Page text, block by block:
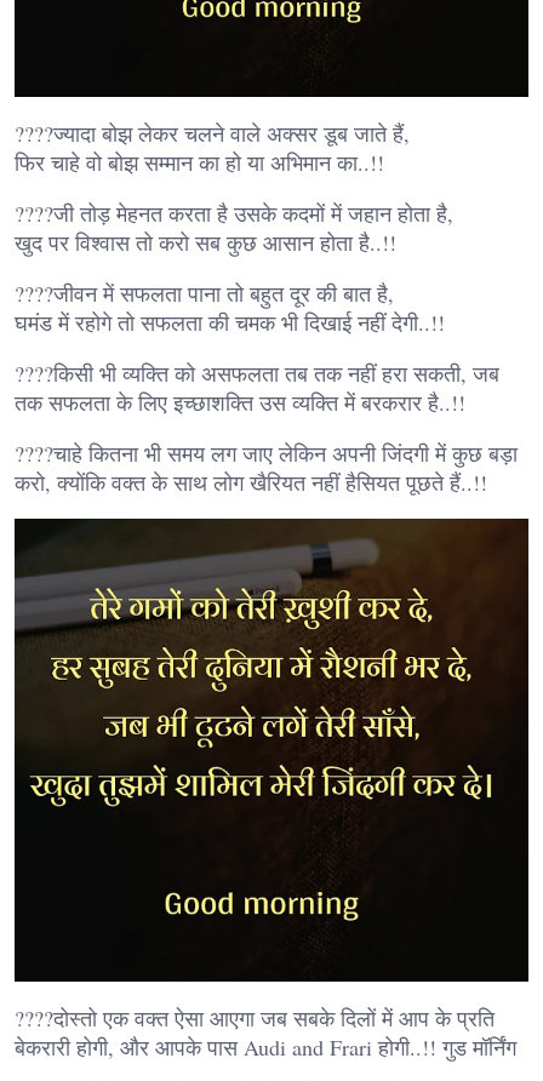
????ज्यादा बोझ लेकर चलने वाले अक्सर डूब जाते हैं,
फिर चाहे वो बोझ सम्मान का हो या अभिमान का..!!
????जी तोड़ मेहनत करता है उसके कदमों में जहान होता है,
खुद पर विश्वास तो करो सब कुछ आसान होता है..!!
????जीवन में सफलता पाना तो बहुत दूर की बात है,
घमंड में रहोगे तो सफलता की चमक भी दिखाई नहीं देगी..!!
????किसी भी व्यक्ति को असफलता तब तक नहीं हरा सकती, जब
तक सफलता के लिए इच्छाशक्ति उस व्यक्ति में बरकरार है..!!
????चाहे कितना भी समय लग जाए लेकिन अपनी जिंदगी में कुछ बड़ा
करो, क्योंकि वक्त के साथ लोग खैरियत नहीं हैसियत पूछते हैं..!!
????दोस्तो एक वक्त ऐसा आएगा जब सबके दिलों में आप के प्रति
बेकरारी होगी, और आपके पास Audi and Frari होगी..!! गुड मॉर्निंग